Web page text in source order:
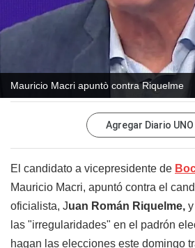
Mauricio Macri apuntò contra Riquelme
Agregar Diario UNO
El candidato a vicepresidente de
Mauricio Macri, apuntó contra el
oficialista, Juan Román Riquelme,
las "irregularidades" en el padrón
hagan las elecciones este domingo